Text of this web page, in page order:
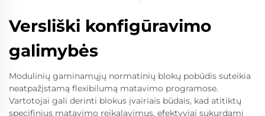
Versliški konfigūravimo
galimybės
Modulinių gaminamųjų normatinių blokų pobūdis suteikia
neatpažįstamą flexibilumą matavimo programose.
Vartotojai gali derinti blokus įvairiais būdais, kad atitiktų
specifinius matavimo reikalavimus, efektyviai sukurdami